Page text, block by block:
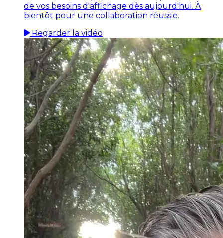
de vos besoins d'affichage dès aujourd'hui. À
bientôt pour une collaboration réussie.
Regarder la vidéo